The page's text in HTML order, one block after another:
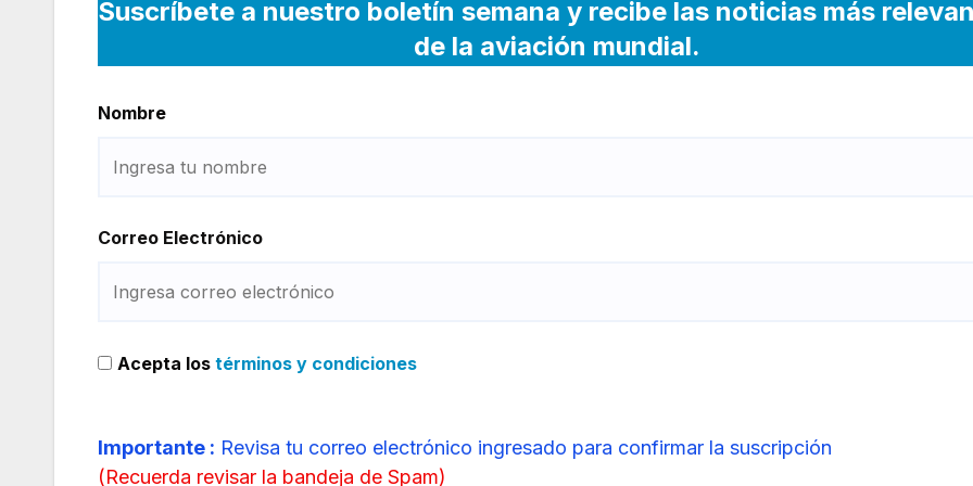
Suscríbete a nuestro boletín semana y recibe las noticias más
de la aviación mundial.
Nombre
Correo Electrónico
Acepta los términos y condiciones
Importante : Revisa tu correo electrónico ingresado para confirmar la suscripción
(Recuerda revisar la bandeja de Spam)